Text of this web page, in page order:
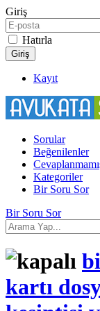
Giriş
Hatırla
Kayıt
Sorular
Beğenilenler
Kategoriler
Bir Soru Sor
Bir Soru Sor
kartı